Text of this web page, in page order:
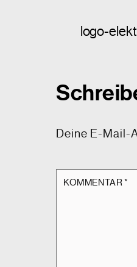
logo-
Deine E-Mail-
KOMMENTAR*